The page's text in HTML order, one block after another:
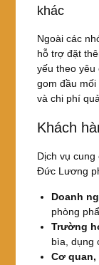
khác
Ngoài các
hỗ trợ đặt
yếu theo yêu
gom đầu
và chi phí
Khách
Dịch vụ
Đức Lương
Doanh
phòng
Trường
bìa, dụng
Cơ